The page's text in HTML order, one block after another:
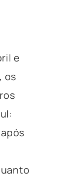
e
os